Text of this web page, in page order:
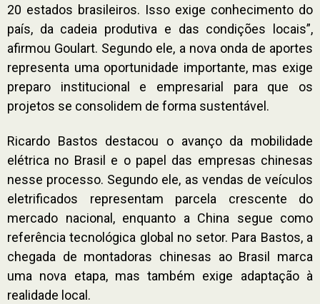
20 estados brasileiros. Isso exige conhecimento do
país, da cadeia produtiva e das condições locais”,
afirmou Goulart. Segundo ele, a nova onda de aportes
representa uma oportunidade importante, mas exige
preparo institucional e empresarial para que os
projetos se consolidem de forma sustentável.
Ricardo Bastos destacou o avanço da mobilidade
elétrica no Brasil e o papel das empresas chinesas
nesse processo. Segundo ele, as vendas de veículos
eletrificados representam parcela crescente do
mercado nacional, enquanto a China segue como
referência tecnológica global no setor. Para Bastos, a
chegada de montadoras chinesas ao Brasil marca
uma nova etapa, mas também exige adaptação à
realidade local.